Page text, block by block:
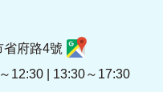
府路4號
12:30 | 13:30～17:30